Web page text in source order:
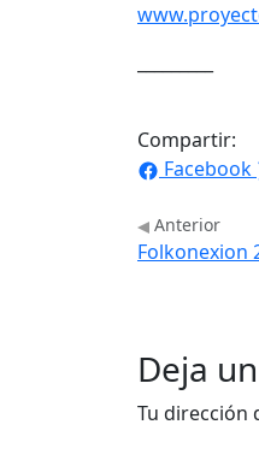
Compartir:
Facebook
Anterior
Folkonexion
Deja
Tu dirección